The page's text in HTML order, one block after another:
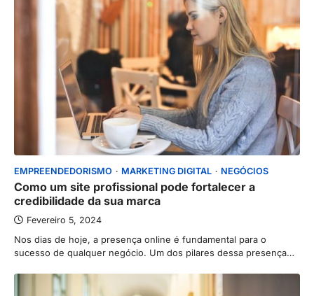
EMPREENDEDORISMO MARKETING DIGITAL NEGÓCIOS
Como um site profissional pode fortalecer a
credibilidade da sua marca
Fevereiro 5, 2024
Nos dias de hoje, a presença online é fundamental para o
sucesso de qualquer negócio. Um dos pilares dessa presença…